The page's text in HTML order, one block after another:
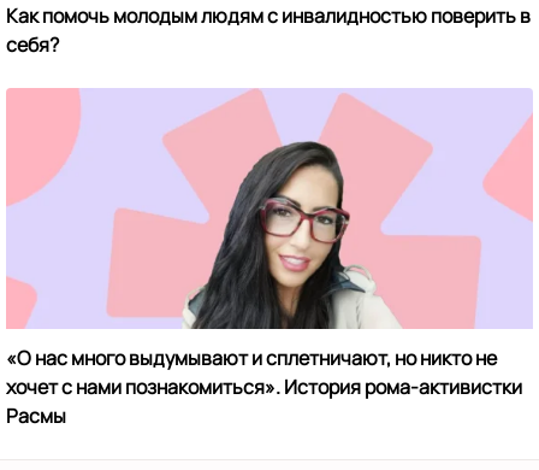
Как помочь молодым людям с инвалидностью поверить в
себя?
«О нас много выдумывают и сплетничают, но никто не
хочет с нами познакомиться». История рома-активистки
Расмы